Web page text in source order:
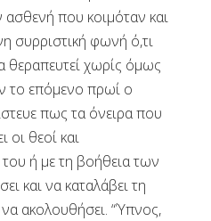
που κοιμόταν και
συρριστική φωνή ό,τι
θεραπευτεί χωρίς όμως
το επόμενο πρωί ο
πως τα όνειρα που
οι θεοί και
ή με τη βοήθεια των
και να καταλάβει τη
ακολουθήσει. “Ύπνος,